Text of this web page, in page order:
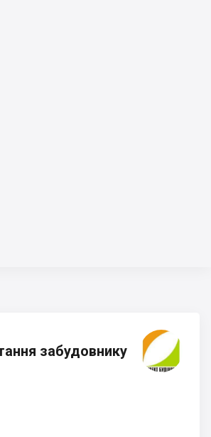
забудовнику